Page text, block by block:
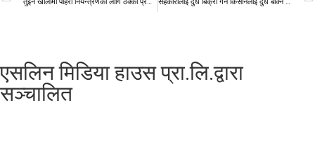
एसलिन मिडिया हाउस प्रा.लि.द्वारा
सञ्चालित